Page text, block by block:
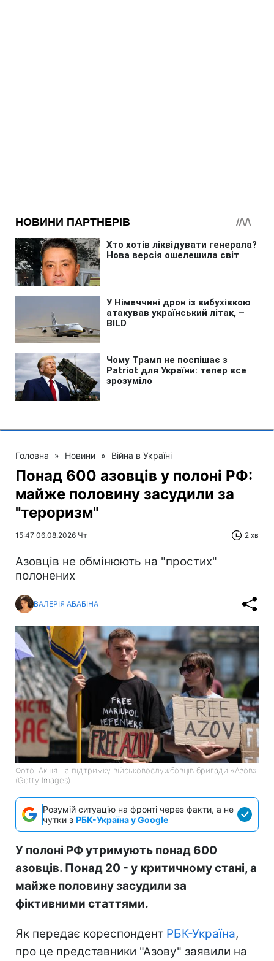
Головна » Новини » Війна в Україні
Понад 600 азовців у полоні РФ:
майже половину засудили за
"тероризм"
15:47 06.08.2026 Чт 2 хв
Азовців не обмінюють на "простих"
полонених
ВАЛЕРІЯ АБАБІНА
Фото: Акція на підтримку військовослужбовців бригади «Азов»
(Getty Images)
Розумій ситуацію на фронті через факти, а не
чутки з РБК-Україна у Google
У полоні РФ утримують понад 600
азовців. Понад 20 - у критичному стані, а
майже половину засудили за
фіктивними статтями.
Як передає кореспондент РБК-Україна,
про це представники "Азову" заявили на